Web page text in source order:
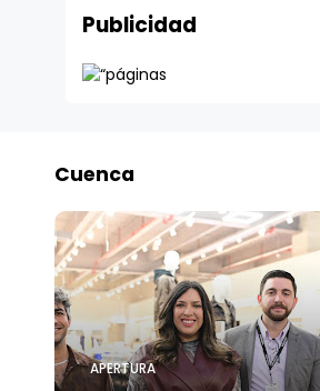
Publicidad
Cuenca
APERTURA